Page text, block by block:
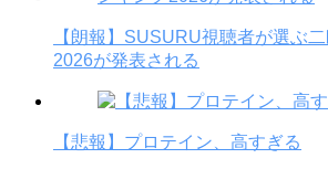
【朗報】SUSURU視聴者が選ぶ
2026が発表される
【悲報】プロテイン、高すぎる